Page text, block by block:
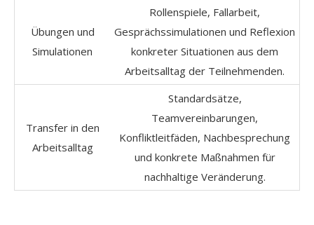
Übungen und
Simulationen
Rollenspiele, Fallarbeit,
Gesprächssimulationen und Reflexion
konkreter Situationen aus dem
Arbeitsalltag der Teilnehmenden.
Transfer in den
Arbeitsalltag
Standardsätze,
Teamvereinbarungen,
Konfliktleitfäden, Nachbesprechung
und konkrete Maßnahmen für
nachhaltige Veränderung.